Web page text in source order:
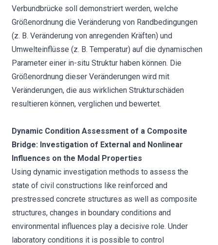
Verbundbrücke soll demonstriert werden, welche
Größenordnung die Veränderung von Randbedingungen
(z. B. Veränderung von anregenden Kräften) und
Umwelteinflüsse (z. B. Temperatur) auf die dynamischen
Parameter einer in-situ Struktur haben können. Die
Größenordnung dieser Veränderungen wird mit
Veränderungen, die aus wirklichen Strukturschäden
resultieren können, verglichen und bewertet.
Dynamic Condition Assessment of a Composite
Bridge: Investigation of External and Nonlinear
Influences on the Modal Properties
Using dynamic investigation methods to assess the
state of civil constructions like reinforced and
prestressed concrete structures as well as composite
structures, changes in boundary conditions and
environmental influences play a decisive role. Under
laboratory conditions it is possible to control